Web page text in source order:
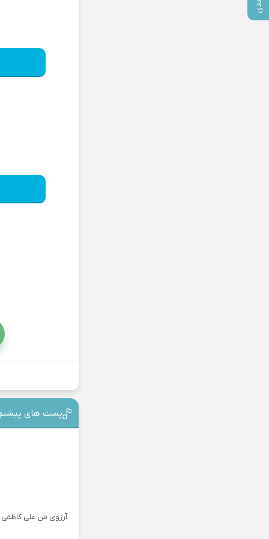
پست های
آرزوی من علی کاظمی